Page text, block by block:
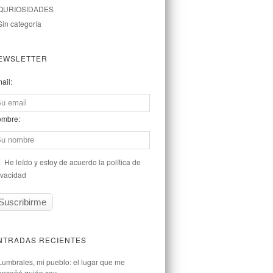
categoría
He leído y estoy de acuerdo la política de
RECIENTES
mi pueblo: el lugar que me